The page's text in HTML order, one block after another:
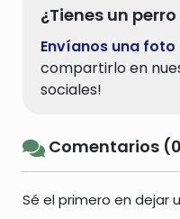
¿Tienes un
Envíanos una foto
compartirlo en
sociales!
Comentarios
Sé el primero en dejar